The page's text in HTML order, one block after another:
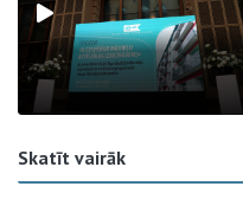
Skatīt vairāk